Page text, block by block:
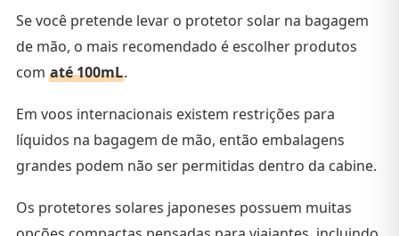
Se você pretende levar o protetor solar na bagagem
de mão, o mais recomendado é escolher produtos
com até 100mL.
Em voos internacionais existem restrições para
líquidos na bagagem de mão, então embalagens
grandes podem não ser permitidas dentro da cabine.
Os protetores solares japoneses possuem muitas